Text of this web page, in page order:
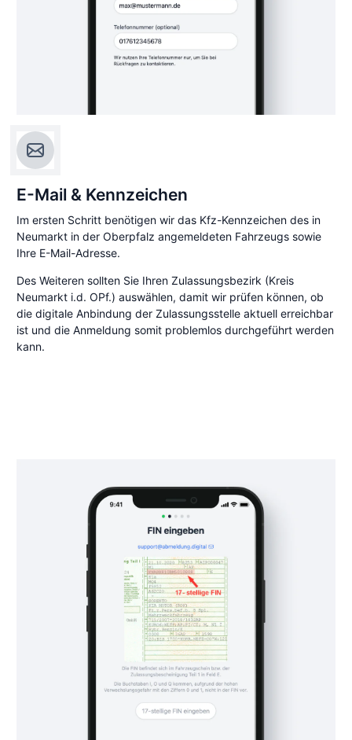
E-Mail & Kennzeichen
Im ersten Schritt benötigen wir das Kfz-Kennzeichen des in
Neumarkt in der Oberpfalz angemeldeten Fahrzeugs sowie
Ihre E-Mail-Adresse.
Des Weiteren sollten Sie Ihren Zulassungsbezirk (Kreis
Neumarkt i.d. OPf.) auswählen, damit wir prüfen können, ob
die digitale Anbindung der Zulassungsstelle aktuell erreichbar
ist und die Anmeldung somit problemlos durchgeführt werden
kann.